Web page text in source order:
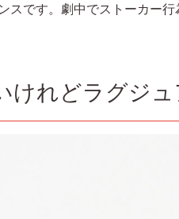
スです。劇中でストーカー
けれどラグジ